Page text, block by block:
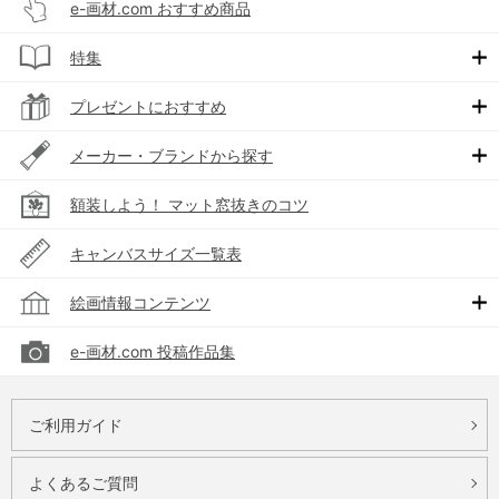
e-画材.com おすすめ商品
特集
プレゼントにおすすめ
メーカー・ブランドから探す
額装しよう！ マット窓抜きのコツ
キャンバスサイズ一覧表
絵画情報コンテンツ
e-画材.com 投稿作品集
ご利用ガイド
よくあるご質問